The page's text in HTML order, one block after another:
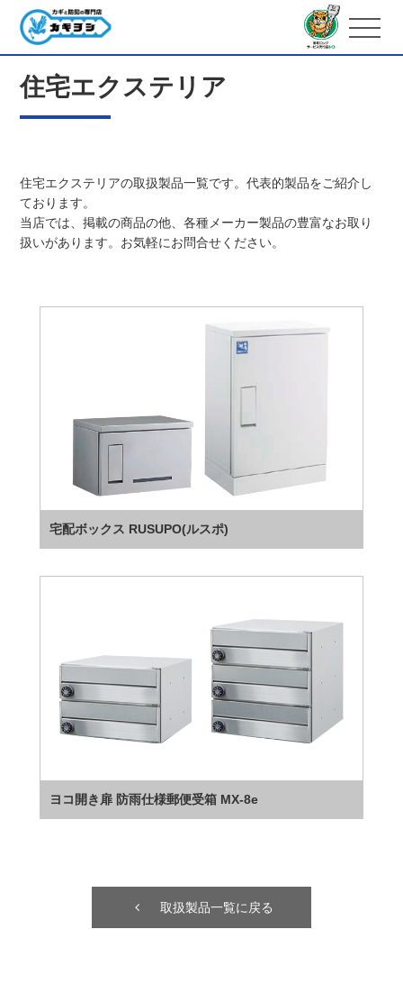
住宅エクステリア
住宅エクステリアの取扱製品一覧です。代表的製品をご紹介し
ております。
当店では、掲載の商品の他、各種メーカー製品の豊富なお取り
扱いがあります。お気軽にお問合せください。
宅配ボックス RUSUPO(ルスポ)
ヨコ開き扉 防雨仕様郵便受箱 MX-8e
取扱製品一覧に戻る